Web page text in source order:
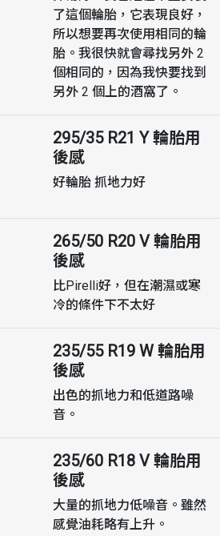
了這個輪胎，它表現良好，
所以想要再次使用相同的輪
胎。我很快就會尋找另外 2
個相同的，因為我快要找到
另外 2 個上的酒窩了。
295/35 R21 Y 輪胎用
後感
好輪胎 抓地力好
265/50 R20 V 輪胎用
後感
比Pirelli好，但在潮濕或寒
冷的條件下不太好
235/55 R19 W 輪胎用
後感
出色的抓地力和低道路噪
音。
235/60 R18 V 輪胎用
後感
大量的抓地力低噪音。雖然
感覺油耗略有上升。